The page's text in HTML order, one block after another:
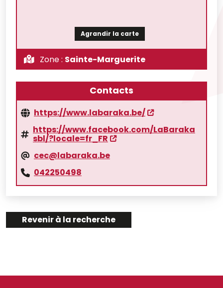
Agrandir la carte
Zone : Sainte-Marguerite
Contacts
https://www.labaraka.be/
https://www.facebook.com/LaBaraka
sbl/?locale=fr_FR
cec@labaraka.be
042250498
Revenir à la recherche